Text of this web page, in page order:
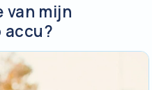
van mijn
accu?